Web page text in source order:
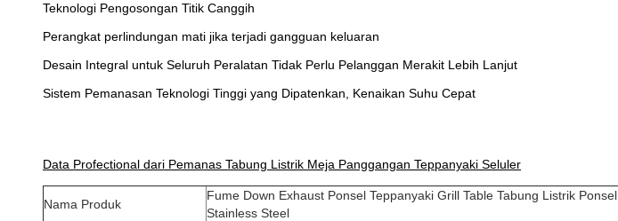
Teknologi Pengosongan Titik Canggih
Perangkat perlindungan mati jika terjadi gangguan keluaran
Desain Integral untuk Seluruh Peralatan Tidak Perlu Pelanggan Merakit Lebih Lanjut
Sistem Pemanasan Teknologi Tinggi yang Dipatenkan, Kenaikan Suhu Cepat
Data Profectional dari Pemanas Tabung Listrik Meja Panggangan Teppanyaki Seluler
Nama Produk
Fume Down Exhaust Ponsel Teppanyaki Grill Table Tabung Listrik Ponsel
Stainless Steel